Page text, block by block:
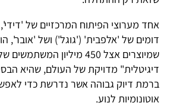
אחד מערוצי הפיתוח המרכזיים של
דומים של 'אלפבית' ('גוגל') ושל 'אובר',
שמיוצרים אצל 450 מיליון
דיגיטלית" מדויקת של העולם, שהיא
ברמת דיוק גבוהה אשר נדרשת כדי
אוטונומיות לנוע.